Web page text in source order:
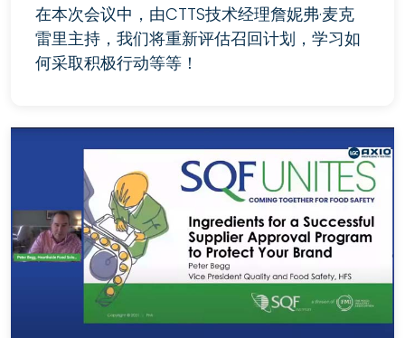
在本次会议中，由CTTS技术经理詹妮弗·麦克
雷里主持，我们将重新评估召回计划，学习如
何采取积极行动等等！